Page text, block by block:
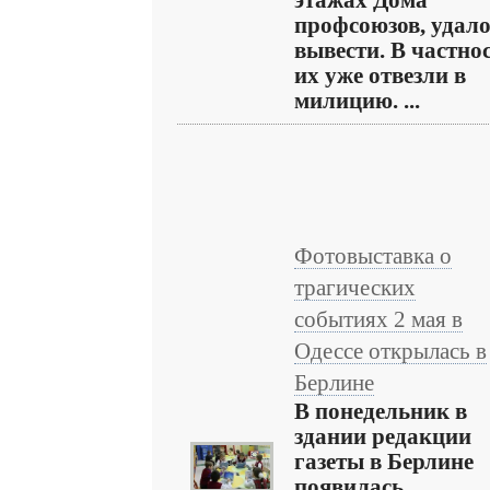
профсоюзов,
вывести. В
их уже отвезли в
милицию. ...
Фотовыставка о
трагических
событиях 2 мая в
Одессе открылась в
Берлине
В понедельник в
здании редакции
газеты в Берлине